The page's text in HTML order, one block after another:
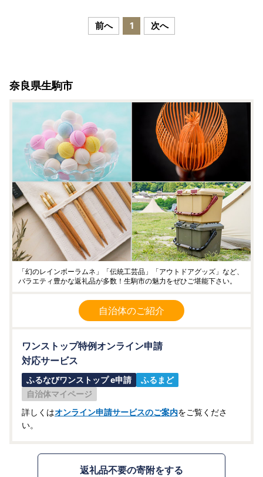
っぱい カリカリ ふんわり
トロッ お取り寄せ 奈良県
前へ 1 次へ
奈良県生駒市
「幻のレインボーラムネ」「伝統工芸品」「アウトドアグッズ」など、
バラエティ豊かな返礼品が多数！生駒市の魅力をぜひご堪能下さい。
自治体のご紹介
ワンストップ特例オンライン申請
対応サービス
ふるなびワンストップ e申請
ふるまど
自治体マイページ
詳しくはオンライン申請サービスのご案内をご覧くださ
い。
返礼品不要の寄附をする